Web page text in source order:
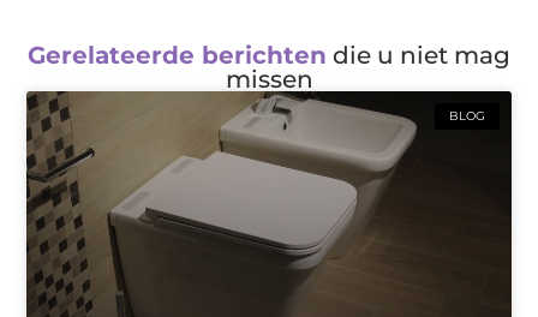
Gerelateerde berichten die u niet mag
missen
BLOG